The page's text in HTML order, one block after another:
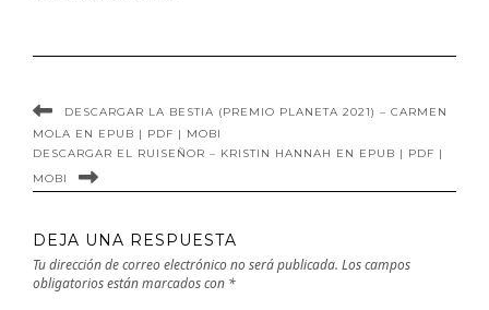
DESCARGAR LA BESTIA (PREMIO PLANETA 2021) – CARMEN
MOLA EN EPUB | PDF | MOBI
DESCARGAR EL RUISEÑOR – KRISTIN HANNAH EN EPUB | PDF |
MOBI
DEJA UNA RESPUESTA
Tu dirección de correo electrónico no será publicada. Los campos
obligatorios están marcados con *